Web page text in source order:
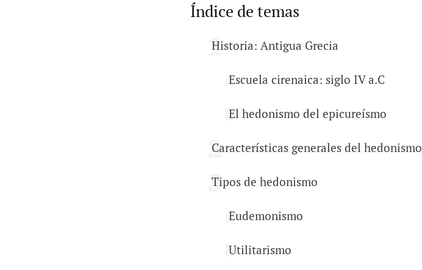
Índice de temas
Historia: Antigua Grecia
Escuela cirenaica: siglo IV a.C
El hedonismo del epicureísmo
Características generales del hedonismo
Tipos de hedonismo
Eudemonismo
Utilitarismo